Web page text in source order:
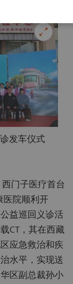
发车仪式
门子医疗首台
医院顺利开
益巡回义诊活
CT，其在西藏
应急救治和疾
水平，实现送
区副总裁孙小